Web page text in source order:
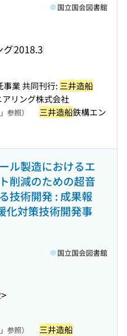
グ2018.3
国立国会図書館
業 共同刊行: 三井造船
リング株式会社
参照） 三井造船鉄構エン
ル製造におけるエ
削減のための超音
技術開発 : 成果報
化対策技術開発事
国立国会図書館
参照） 三井造船